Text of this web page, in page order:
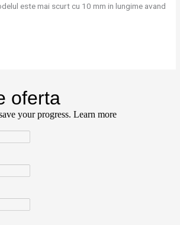
este mai scurt cu 10 mm in lungime avand